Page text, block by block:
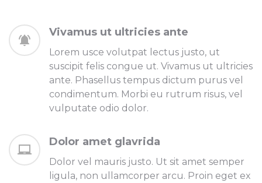
Vivamus ut ultricies ante
Lorem usce volutpat lectus justo, ut
suscipit felis congue ut. Vivamus ut ultricies
ante. Phasellus tempus dictum purus vel
condimentum. Morbi eu rutrum risus, vel
vulputate odio dolor.
Dolor amet glavrida
Dolor vel mauris justo. Ut sit amet semper
ligula, non ullamcorper arcu. Proin eget ex